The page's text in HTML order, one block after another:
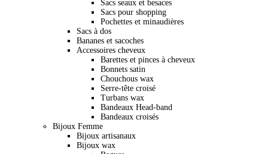
Sacs seaux et besaces
Sacs pour shopping
Pochettes et minaudières
Sacs à dos
Bananes et sacoches
Accessoires cheveux
Barettes et pinces à cheveux
Bonnets satin
Chouchous wax
Serre-tête croisé
Turbans wax
Bandeaux Head-band
Bandeaux croisés
Bijoux Femme
Bijoux artisanaux
Bijoux wax